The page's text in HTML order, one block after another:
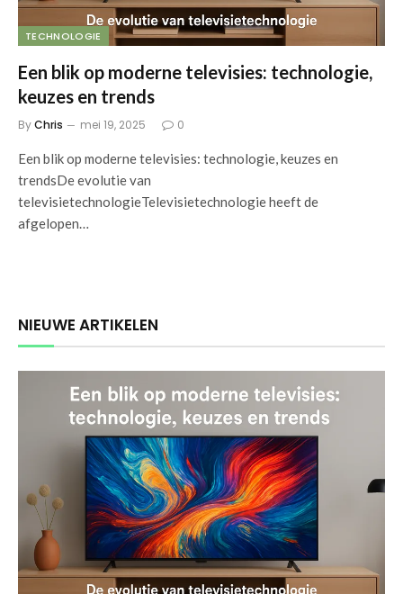
TECHNOLOGIE
Een blik op moderne televisies: technologie,
keuzes en trends
ByChris mei 19, 2025 0
Een blik op moderne televisies: technologie, keuzes en
trendsDe evolutie van
televisietechnologieTelevisietechnologie heeft de
afgelopen…
NIEUWE ARTIKELEN